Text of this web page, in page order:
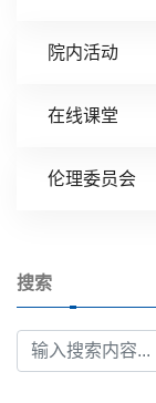
院内活动
在线课堂
伦理委员会
搜索